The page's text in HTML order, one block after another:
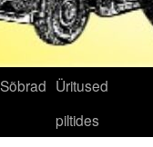
Sõbrad Üritused
piltides